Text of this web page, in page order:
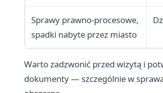
Sprawy prawno-procesowe,
spadki nabyte przez miasto
Warto zadzwonić przed wizytą i
dokumenty — szczególnie w